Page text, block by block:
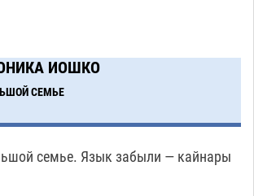
артефакты Золотой Орды
в астраханском музее
девочку увезли в больницу после
в Астрахани
05.08 643
летняя перепись воробьев
ИОШКО
СЕМЬЕ
семье. Язык забыли — кайнары